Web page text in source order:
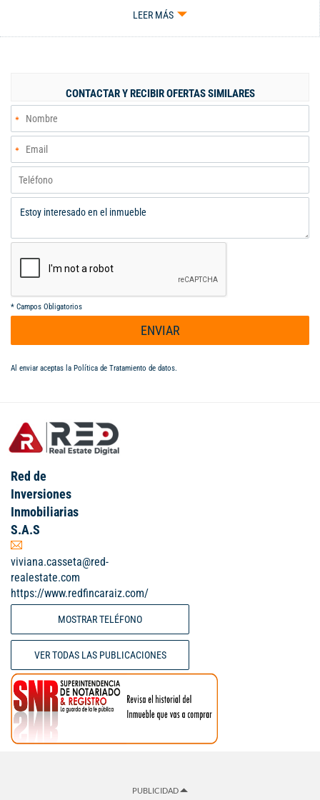
públicos, esta rodeada de jardines, de una piscina de 10 m2
cuenta con parqueadero cubierto para dos vehículos y
LEER MÁS
CONTACTAR Y RECIBIR OFERTAS SIMILARES
* Campos Obligatorios
ENVIAR
Al enviar aceptas la Política de Tratamiento de datos.
Red de
Inversiones
Inmobiliarias
S.A.S
viviana.casseta@red-
realestate.com
https://www.redfincaraiz.com/
MOSTRAR TELÉFONO
VER TODAS LAS PUBLICACIONES
PUBLICIDAD